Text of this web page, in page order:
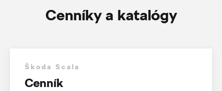
Cenníky a katalógy
Škoda Scala
Cenník